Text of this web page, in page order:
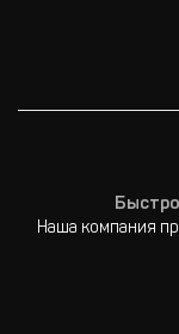
Наша компания